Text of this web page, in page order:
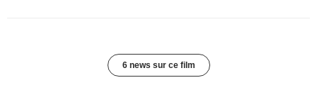
6 news sur ce film